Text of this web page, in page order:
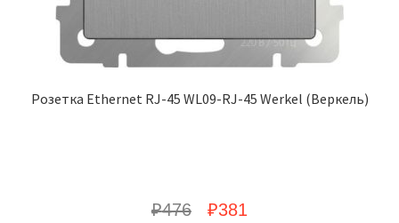
Розетка Ethernet RJ-45 WL09-RJ-45 Werkel (Веркель)
₽476 ₽381